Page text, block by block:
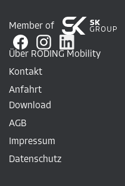
Member of
Über RODING Mobility
Kontakt
Anfahrt
Download
AGB
Impressum
Datenschutz